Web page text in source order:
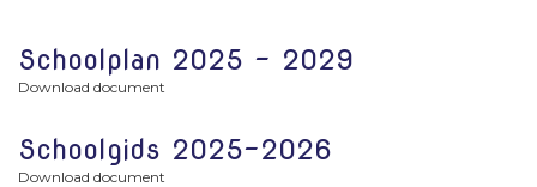
Schoolplan 2025 - 2029
Download document
Schoolgids 2025-2026
Download document